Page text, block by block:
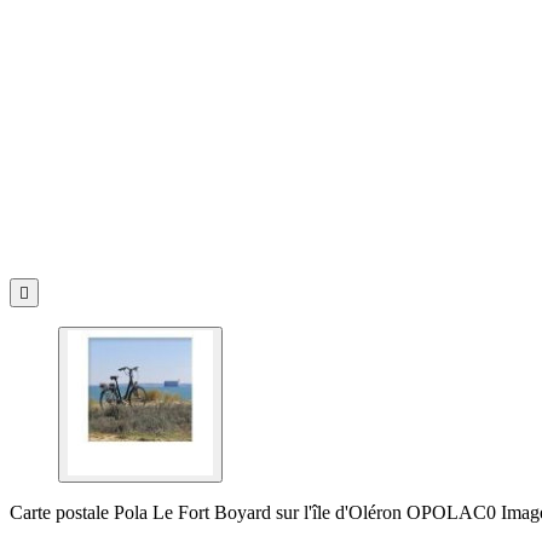

Carte postale Pola Le Fort Boyard sur l'île d'Oléron OPOLAC0